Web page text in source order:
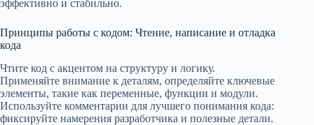
эффективно и стабильно.
Принципы работы с кодом: Чтение, написание и отладка
кода
Чтите код с акцентом на структуру и логику.
Применяйте внимание к деталям, определяйте ключевые
элементы, такие как переменные, функции и модули.
Используйте комментарии для лучшего понимания кода:
фиксируйте намерения разработчика и полезные детали.